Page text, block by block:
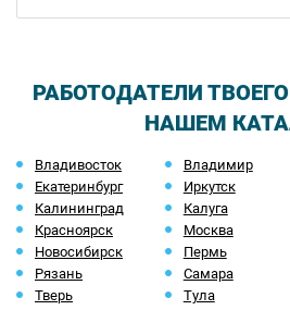
РАБОТОДАТЕЛИ
НАШЕМ
Владивосток Владимир
Екатеринбург
Иркутск
Калининград
Калуга
Красноярск
Москва
Новосибирск
Пермь
Рязань
Самара
Тверь
Тула